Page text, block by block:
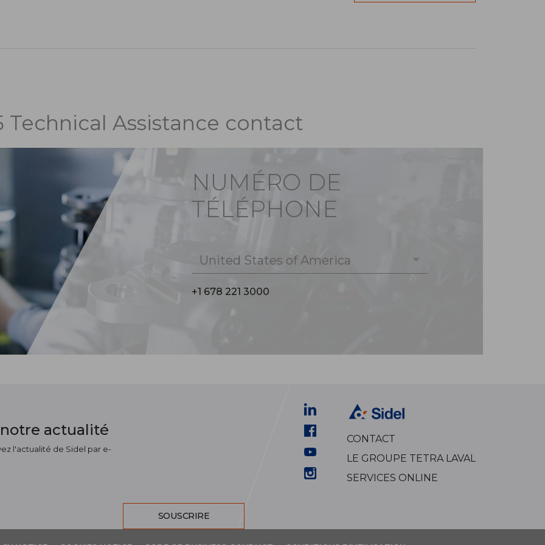
Technical Assistance contact
NUMÉRO DE
TÉLÉPHONE
United States of America
+1 678 221 3000
actualité
l'actualité de Sidel par e-
SOUSCRIRE
CONTACT
LE GROUPE TETRA LAVAL
SERVICES ONLINE